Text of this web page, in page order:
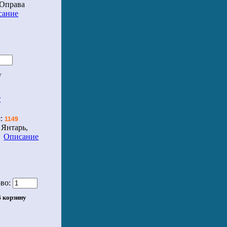
1149
Янтарь,
Описание